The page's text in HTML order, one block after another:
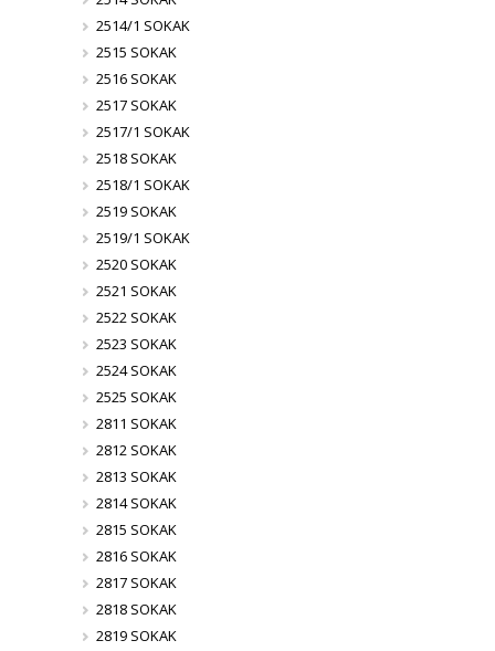
2514/1 SOKAK
2515 SOKAK
2516 SOKAK
2517 SOKAK
2517/1 SOKAK
2518 SOKAK
2518/1 SOKAK
2519 SOKAK
2519/1 SOKAK
2520 SOKAK
2521 SOKAK
2522 SOKAK
2523 SOKAK
2524 SOKAK
2525 SOKAK
2811 SOKAK
2812 SOKAK
2813 SOKAK
2814 SOKAK
2815 SOKAK
2816 SOKAK
2817 SOKAK
2818 SOKAK
2819 SOKAK